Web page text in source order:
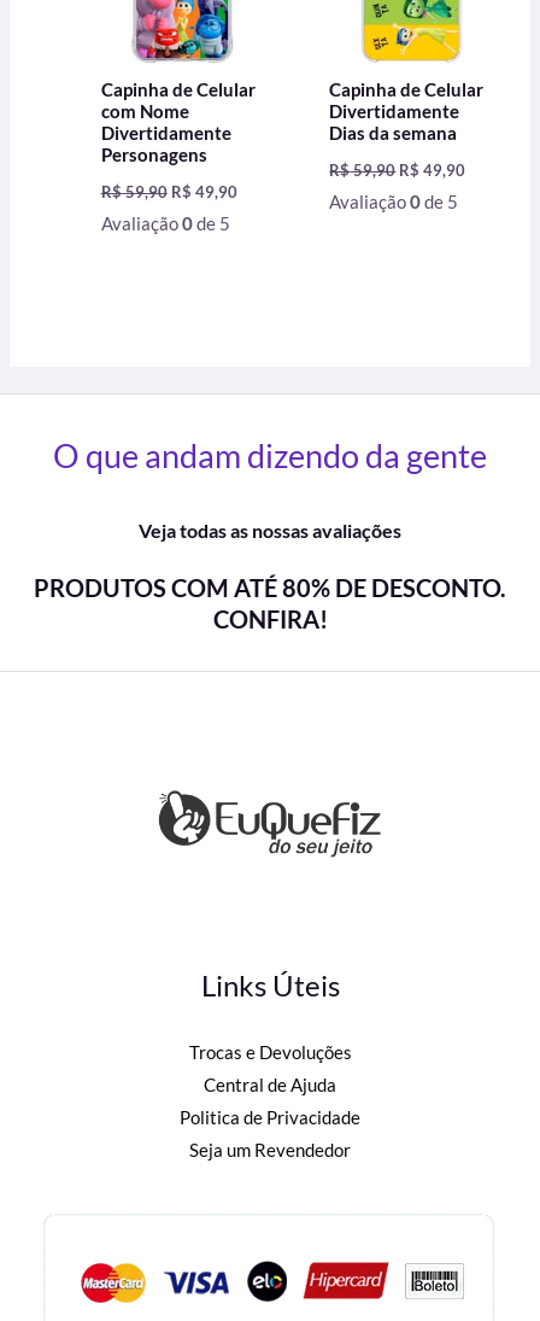
Capinha de Celular
com Nome
Divertidamente
Personagens
R$59,90 R$ 49,90
Avaliação0de 5
Capinha de Celular
Divertidamente
Dias da semana
R$59,90 R$ 49,90
Avaliação0de 5
O que andam dizendo da gente
Veja todas as nossas avaliações
PRODUTOS COM ATÉ 80% DE DESCONTO.
CONFIRA!
Links Úteis
Trocas e Devoluções
Central de Ajuda
Politica de Privacidade
Seja um Revendedor